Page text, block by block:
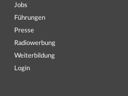
Jobs
Führungen
Presse
Radiowerbung
Weiterbildung
Login